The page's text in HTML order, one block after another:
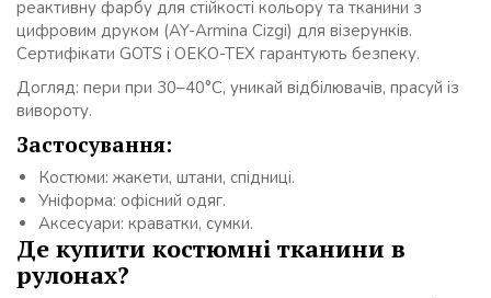
реактивну фарбу для стійкості кольору та тканини з
цифровим друком (AY-Armina Cizgi) для візерунків.
Сертифікати GOTS і OEKO-TEX гарантують безпеку.
Догляд: пери при 30–40°C, уникай відбілювачів, прасуй із
вивороту.
Застосування:
Костюми: жакети, штани, спідниці.
Уніформа: офісний одяг.
Аксесуари: краватки, сумки.
Де купити костюмні тканини в
рулонах?